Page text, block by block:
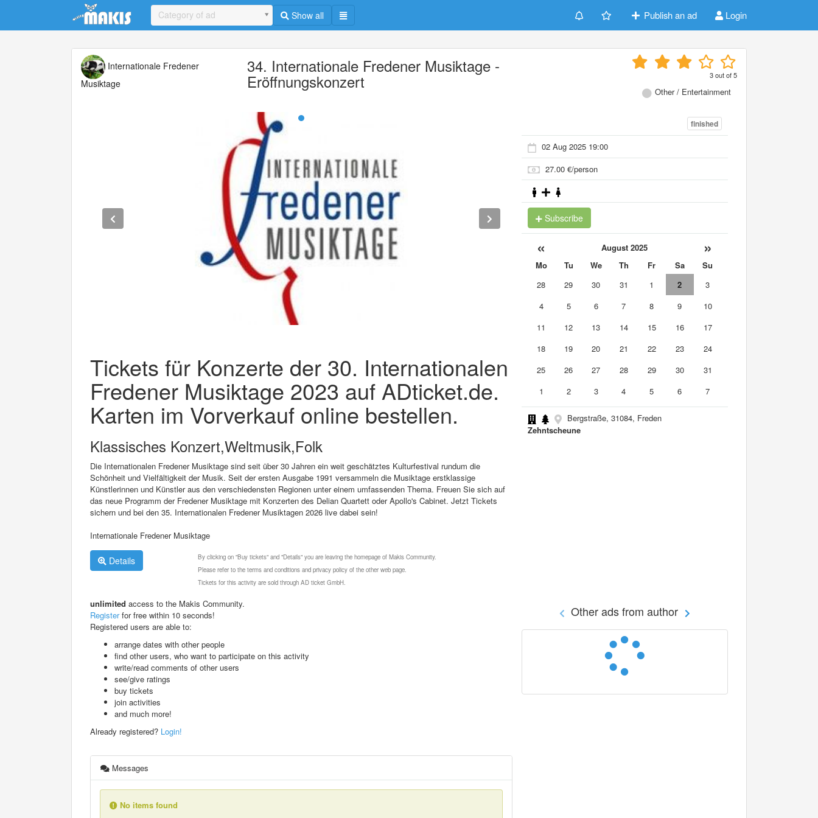
Update cookies preferences
Category of ad Show all Publish an ad Login
Internationale Fredener
Musiktage
34. Internationale Fredener Musiktage -
Eröffnungskonzert 3out of5
Other / Entertainment
Tickets für Konzerte der 30. Internationalen
Fredener Musiktage 2023 auf ADticket.de.
Karten im Vorverkauf online bestellen.
Klassisches Konzert,Weltmusik,Folk
Die Internationalen Fredener Musiktage sind seit über 30 Jahren ein weit geschätztes Kulturfestival rundum die
Schönheit und Vielfältigkeit der Musik. Seit der ersten Ausgabe 1991 versammeln die Musiktage erstklassige
Künstlerinnen und Künstler aus den verschiedensten Regionen unter einem umfassenden Thema. Freuen Sie sich auf
das neue Programm der Fredener Musiktage mit Konzerten des Delian Quartett oder Apollo's Cabinet. Jetzt Tickets
sichern und bei den 35. Internationalen Fredener Musiktagen 2026 live dabei sein!
Internationale Fredener Musiktage
Details
By clicking on "Buy tickets" and "Details" you are leaving the homepage of Makis Community.
Please refer to the terms and conditions and privacy policy of the other web page.
Tickets for this activity are sold through AD ticket GmbH.
unlimited access to the Makis Community.
Registerfor free within 10 seconds!
Registered users are able to:
arrange dates with other people
find other users, who want to participate on this activity
write/read comments of other users
see/give ratings
buy tickets
join activities
and much more!
Already registered? Login!
Messages
No items found
finished
02 Aug 2025 19:00
27.00 €/person
Subscribe
« August 2025 »
Mo Tu We Th Fr Sa
Su
28
29 30 31 1 2
3
4
5 6 7 8 9
10
11
12 13 14 15 16
17
18
19 20 21 22 23
24
25
26 27 28 29 30
31
1
2 3 4 5 6 7
Bergstraße, 31084, Freden
Zehntscheune
Other ads from author